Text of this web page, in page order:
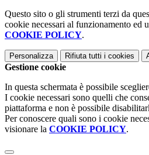
Questo sito o gli strumenti terzi da
cookie necessari al funzionamento ed
COOKIE POLICY.
Personalizza Rifiuta tutti i cookies
Gestione cookie
In questa schermata è possibile
I cookie necessari sono quelli che
piattaforma e non è possibile
Per conoscere quali sono i cookie
visionare la COOKIE POLICY.